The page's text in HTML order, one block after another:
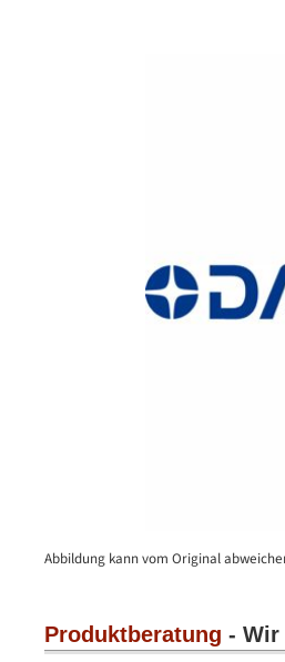
Abbildung kann vom Original
Produktberatung - Wir